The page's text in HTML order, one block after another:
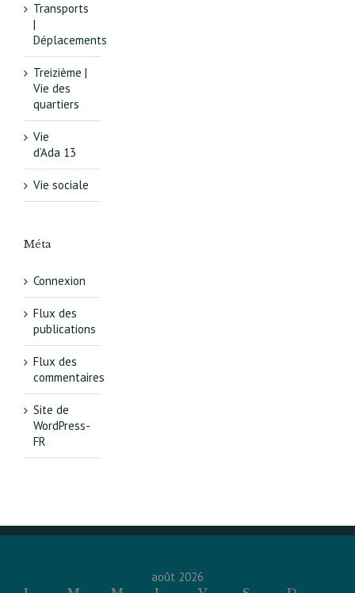
Transports
|
Déplacements
Treizième |
Vie des
quartiers
Vie
d’Ada 13
Vie sociale
Méta
Connexion
Flux des
publications
Flux des
commentaires
Site de
WordPress-
FR
août 2026